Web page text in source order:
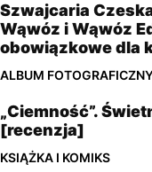
Szwajcaria
Wąwóz i Wąwóz
obowiązkowe dla
ALBUM
„Ciemność”.
[recenzja]
KSIĄŻKA I KOMIKS